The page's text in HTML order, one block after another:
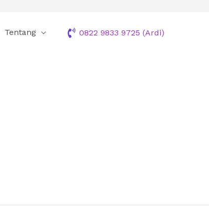
Tentang 0822 9833 9725 (Ardi)